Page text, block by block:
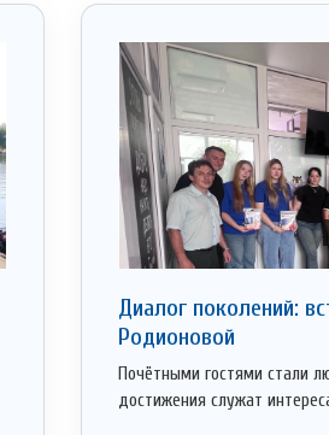
Диалог поколений:
Родионовой
Почётными гостями стали
достижения служат